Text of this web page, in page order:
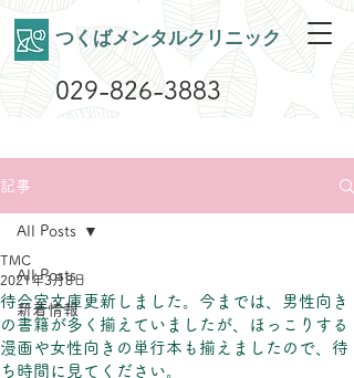
​つくばメンタルクリニック
029-826-3883
記事
All Posts
新着情報
All Posts
待合室文庫更新しました。今までは、男性向き
の書籍が多く揃えていましたが、ほっこりする
漫画や女性向きの単行本も揃えましたので、待
ち時間に見てください。
TMC
2021年3月8日